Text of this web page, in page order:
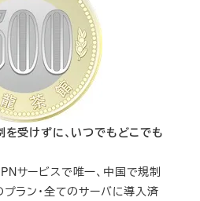
受けずに、いつでもどこでも
サービスで唯一、中国で規制
ラン・全てのサーバに導入済